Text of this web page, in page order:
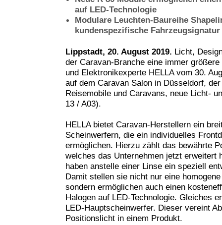
auf LED-Technologie
Modulare Leuchten-Baureihe
kundenspezifische Fahrzeugsignatur
Lippstadt, 20. August 2019. Licht,
der Caravan-Branche eine immer
und Elektronikexperte HELLA vom 30.
auf dem Caravan Salon in Düsseldorf,
Reisemobile und Caravans, neue Licht-
13 / A03).
HELLA bietet Caravan-Herstellern ein
Scheinwerfern, die ein individuelles
ermöglichen. Hierzu zählt das bewährte
welches das Unternehmen jetzt erweitert
haben anstelle einer Linse ein speziell
Damit stellen sie nicht nur eine
sondern ermöglichen auch einen
Halogen auf LED-Technologie. Gleiches
LED-Hauptscheinwerfer. Dieser vereint
Positionslicht in einem Produkt.